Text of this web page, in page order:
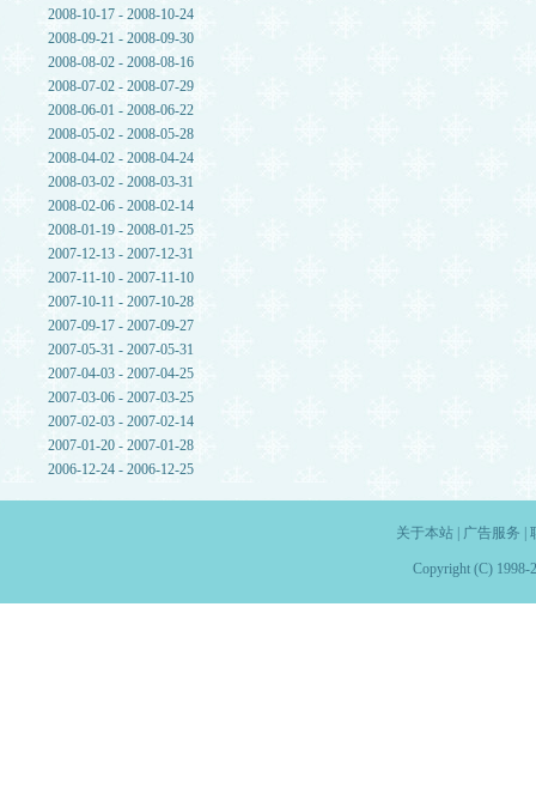
2008-10-17 - 2008-10-24
2008-09-21 - 2008-09-30
2008-08-02 - 2008-08-16
2008-07-02 - 2008-07-29
2008-06-01 - 2008-06-22
2008-05-02 - 2008-05-28
2008-04-02 - 2008-04-24
2008-03-02 - 2008-03-31
2008-02-06 - 2008-02-14
2008-01-19 - 2008-01-25
2007-12-13 - 2007-12-31
2007-11-10 - 2007-11-10
2007-10-11 - 2007-10-28
2007-09-17 - 2007-09-27
2007-05-31 - 2007-05-31
2007-04-03 - 2007-04-25
2007-03-06 - 2007-03-25
2007-02-03 - 2007-02-14
2007-01-20 - 2007-01-28
2006-12-24 - 2006-12-25
关于本站| 广告服务
Copyright (C) 1998-